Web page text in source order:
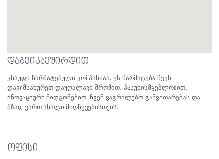
დაგვიკავშირდით
კნაუფი წარმატებული კომპანიაა, ეს წარმატება ჩვენ
დავიმსახურეთ დაუღალავი შრომით, პასუხისმგებლობით,
ინოვაციური მიდგომებით. ჩვენ ვაგრძლებთ განვითარებას და
მზად ვართ ახალი მიღწევებისთვის.
ოფისი